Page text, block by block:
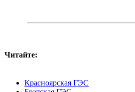
Читайте:
Красноярская ГЭС